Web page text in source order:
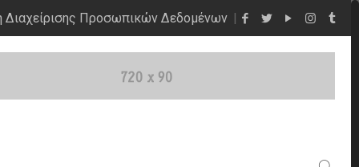
Διαχείρισης Προσωπικών Δεδομένων